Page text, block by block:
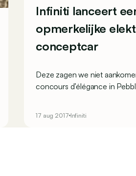
Infiniti lanceert
opmerkelijke
conceptcar
Deze zagen we niet
concours d’élégance in
eenzitters van na de oorlog.
17 aug 2017 Infiniti